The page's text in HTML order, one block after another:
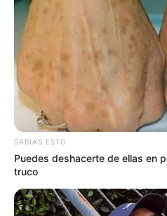
SABIAS ESTO
Puedes deshacerte de ellas en
truco